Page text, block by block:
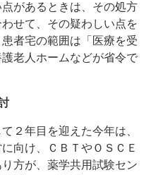
があるときは、その処方
せて、その疑わしい点を
者宅の範囲は「医療を受
老人ホームなどが省令で
２年目を迎えた今年は、
向け、ＣＢＴやＯＳＣＥ
方が、薬学共用試験セン